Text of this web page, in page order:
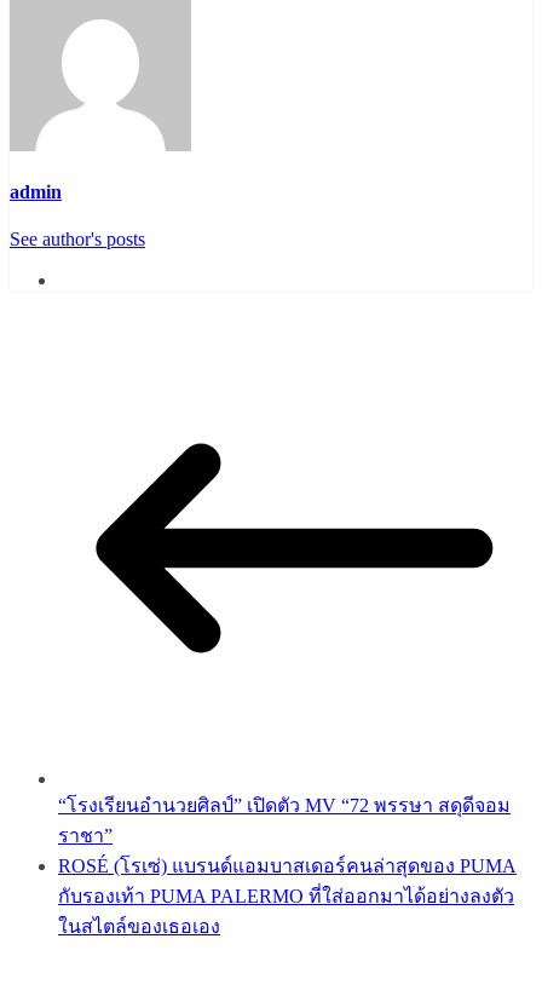
admin
See author's posts
“โรงเรียนอำนวยศิลป์” เปิดตัว MV “72 พรรษา สดุดีจอม
ราชา”
ROSÉ (โรเซ่) แบรนด์แอมบาสเดอร์คนล่าสุดของ PUMA
กับรองเท้า PUMA PALERMO ที่ใส่ออกมาได้อย่างลงตัว
ในสไตล์ของเธอเอง